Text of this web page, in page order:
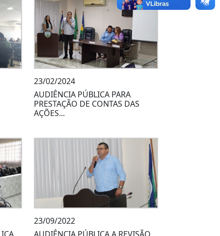
23/02/2024
AUDIÊNCIA PÚBLICA PARA
PRESTAÇÃO DE CONTAS DAS
AÇÕES...
23/09/2022